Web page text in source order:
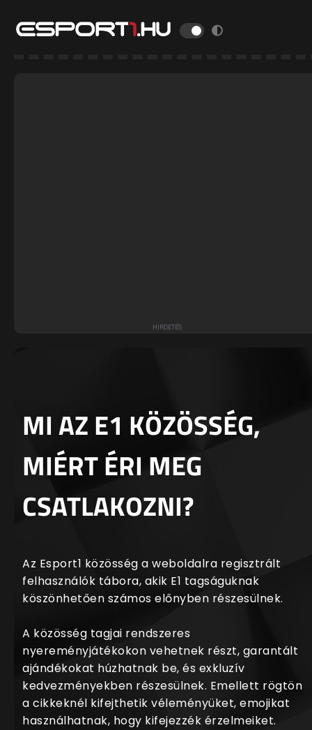
MI AZ E1 KÖZÖSSÉG,
MIÉRT ÉRI MEG
CSATLAKOZNI?
Az Esport1 közösség a weboldalra regisztrált
felhasználók tábora, akik E1 tagságuknak
köszönhetően számos előnyben részesülnek.
A közösség tagjai rendszeres
nyereményjátékokon vehetnek részt, garantált
ajándékokat húzhatnak be, és exkluzív
kedvezményekben részesülnek. Emellett rögtön
a cikkeknél kifejthetik véleményüket, emojikat
használhatnak, hogy kifejezzék érzelmeiket.